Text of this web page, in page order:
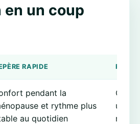
en un coup
RAPIDE
pendant la
et rythme plus
au quotidien
Cela